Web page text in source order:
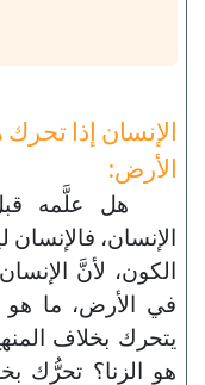
الإنسان إذا
الأرض:
هل علَّمه
الإنسان،
الكون، لأنَّ
في الأرض، ما
يتحرك بخلاف
هو الزِنا؟ تحرُّك